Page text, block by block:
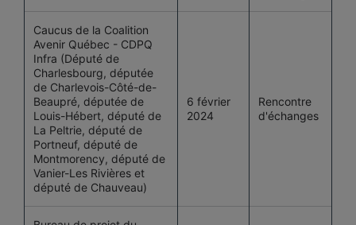
Caucus de la Coalition
Avenir Québec - CDPQ
Infra (Député de
Charlesbourg, députée
de Charlevois-Côté-de-
Beaupré, députée de
Louis-Hébert, député de
La Peltrie, député de
Portneuf, député de
Montmorency, député de
Vanier-Les Rivières et
député de Chauveau)
6 février
2024
Rencontre
d'échanges